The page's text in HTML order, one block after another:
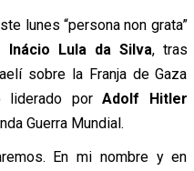
lunes “persona non grata”
Lula da Silva, tras
sobre la Franja de Gaza
liderado porAdolf Hitler
Guerra Mundial.
En mi nombre y en